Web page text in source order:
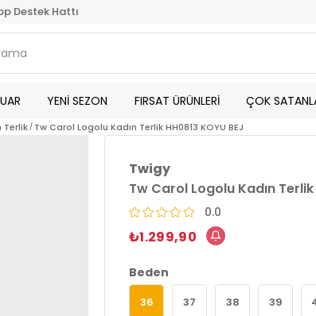
Destek Hattı
YENİ SEZON FIRSAT ÜRÜNLERİ ÇOK
Terlik Tw Carol Logolu Kadın Terlik HH0813 KOYU BEJ
Twigy
Tw Carol Logolu Kadın Terlik
0.0
₺1.299,90
Beden
36 37 38 39